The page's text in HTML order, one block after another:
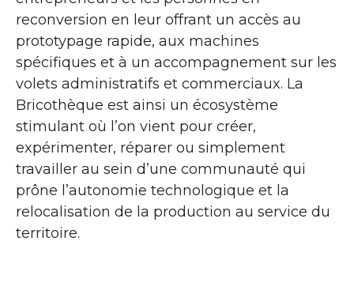
reconversion en leur offrant un accès au
prototypage rapide, aux machines
spécifiques et à un accompagnement sur les
volets administratifs et commerciaux. La
Bricothèque est ainsi un écosystème
stimulant où l’on vient pour créer,
expérimenter, réparer ou simplement
travailler au sein d’une communauté qui
prône l’autonomie technologique et la
relocalisation de la production au service du
territoire.